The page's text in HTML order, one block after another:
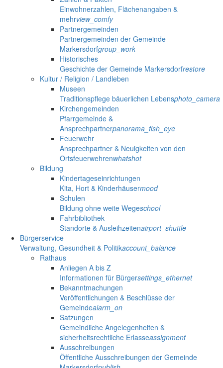
Einwohnerzahlen, Flächenangaben &
mehrview_comfy
Partnergemeinden
Partnergemeinden der Gemeinde
Markersdorfgroup_work
Historisches
Geschichte der Gemeinde Markersdorfrestore
Kultur / Religion / Landleben
Museen
Traditionspflege bäuerlichen Lebensphoto_camera
Kirchengemeinden
Pfarrgemeinde &
Ansprechpartnerpanorama_fish_eye
Feuerwehr
Ansprechpartner & Neuigkeiten von den
Ortsfeuerwehrenwhatshot
Bildung
Kindertageseinrichtungen
Kita, Hort & Kinderhäusermood
Schulen
Bildung ohne weite Wegeschool
Fahrbibliothek
Standorte & Ausleihzeitenairport_shuttle
Bürgerservice
Verwaltung, Gesundheit & Politikaccount_balance
Rathaus
Anliegen A bis Z
Informationen für Bürgersettings_ethernet
Bekanntmachungen
Veröffentlichungen & Beschlüsse der
Gemeindealarm_on
Satzungen
Gemeindliche Angelegenheiten &
sicherheitsrechtliche Erlasseassignment
Ausschreibungen
Öffentliche Ausschreibungen der Gemeinde